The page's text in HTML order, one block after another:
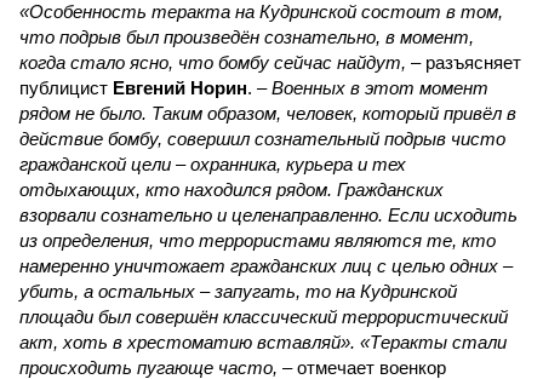
«Особенность теракта на Кудринской состоит в том,
что подрыв был произведён сознательно, в момент,
когда стало ясно, что бомбу сейчас найдут, – разъясняет
публицист Евгений Норин. –Военных в этот момент
рядом не было. Таким образом, человек, который привёл в
действие бомбу, совершил сознательный подрыв чисто
гражданской цели – охранника, курьера и тех
отдыхающих, кто находился рядом. Гражданских
взорвали сознательно и целенаправленно. Если исходить
из определения, что террористами являются те, кто
намеренно уничтожает гражданских лиц с целью одних –
убить, а остальных – запугать, то на Кудринской
площади был совершён классический террористический
акт, хоть в хрестоматию вставляй». «Теракты стали
происходить пугающе часто, – отмечает военкор